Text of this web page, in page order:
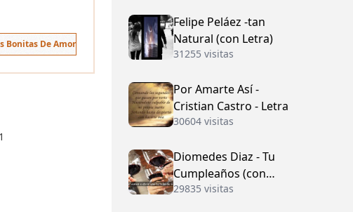
Bonitas De Amor
Felipe Peláez -tan
Natural (con Letra)
31255 visitas
Por Amarte Así -
Cristian Castro - Letra
30604 visitas
Diomedes Diaz - Tu
Cumpleaños (con
Letra)
29835 visitas